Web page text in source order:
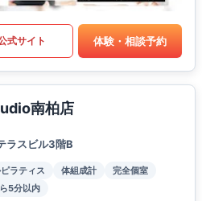
式サイト 体験・相談予約
南柏店
ラスビル3階B
ラティス 体組成計
完全個室
5分以内